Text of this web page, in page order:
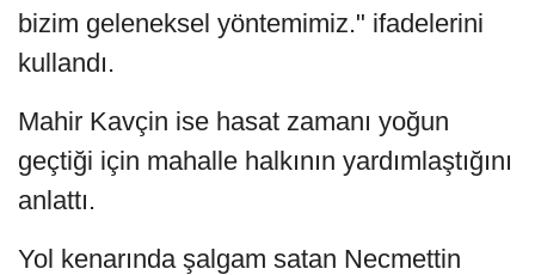
bizim geleneksel yöntemimiz." ifadelerini
kullandı.
Mahir Kavçin ise hasat zamanı yoğun
geçtiği için mahalle halkının yardımlaştığını
anlattı.
Yol kenarında şalgam satan Necmettin